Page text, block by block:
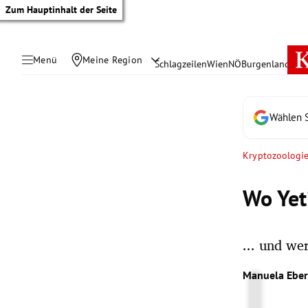
Zum Hauptinhalt der Seite
Menü Meine Region SchlagzeilenWienNÖBurgenland
Wählen
Kryptozoologie
Wo
... und
Manuela Eber